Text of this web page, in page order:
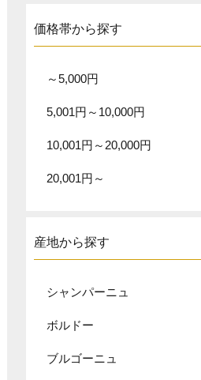
価格帯から探す
～5,000円
5,001円～10,000円
10,001円～20,000円
20,001円～
産地から探す
シャンパーニュ
ボルドー
ブルゴーニュ